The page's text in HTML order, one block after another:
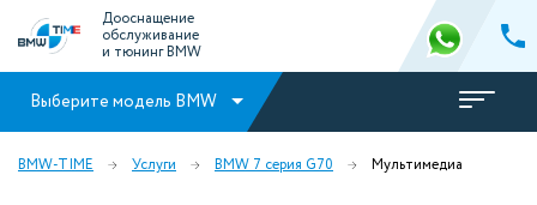
Дооснащение
обслуживание
и тюнинг BMW
Выберите модель BMW
BMW-TIME Услуги BMW 7 серия G70 Мультимедиа